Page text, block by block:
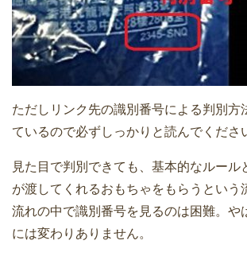
ただしリンク先の識別番号による判別方
ているので必ずしっかりと読んでくださ
見た目で判別できても、基本的なルール
が渡してくれるおもちゃをもらうという
流れの中で識別番号を見るのは困難。や
には変わりありません。